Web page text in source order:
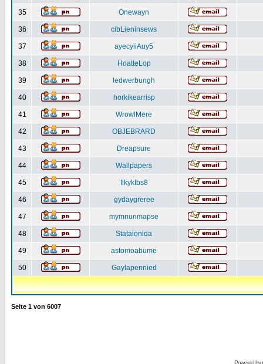
35 Onewayn
36 cibLieninsews
37 ayecyiiAuy5
38 HoatteLop
39 ledwerbungh
40 horkikearrisp
41 WrowlMere
42 OBJEBRARD
43 Dreapsure
44 Wallpapers
45 IlkykIbs8
46 gydaygreree
47 mymnunmapse
48 Stataionida
49 astomoabume
50 Gaylapennied
Seite 1 von 6007
Powered by